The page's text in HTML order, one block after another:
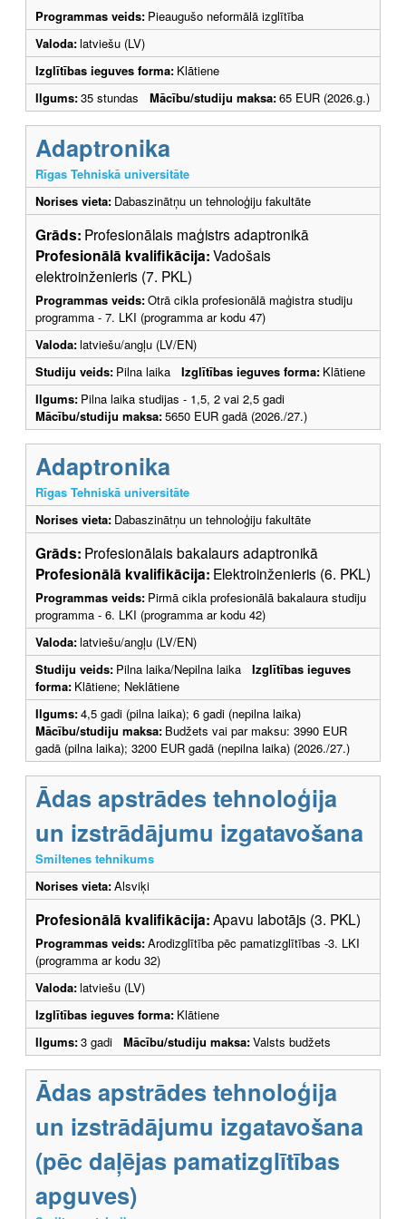
Programmas veids: Pieaugušo neformālā izglītība
Valoda:latviešu (LV)
Izglītības ieguves forma: Klātiene
Ilgums:35 stundas Mācību/studiju maksa:65 EUR (2026.g.)
Adaptronika
Rīgas Tehniskā universitāte
Norises vieta: Dabaszinātņu un tehnoloģiju fakultāte
Grāds: Profesionālais maģistrs adaptronikā
Profesionālā kvalifikācija:Vadošais
elektroinženieris (7. PKL)
Programmas veids:Otrā cikla profesionālā maģistra studiju
programma - 7. LKI (programma ar kodu 47)
Valoda:latviešu/angļu (LV/EN)
Studiju veids: Pilna laika Izglītības ieguves forma: Klātiene
Ilgums: Pilna laika studijas - 1,5, 2 vai 2,5 gadi
Mācību/studiju maksa:5650 EUR gadā (2026./27.)
Adaptronika
Rīgas Tehniskā universitāte
Norises vieta: Dabaszinātņu un tehnoloģiju fakultāte
Grāds: Profesionālais bakalaurs adaptronikā
Profesionālā kvalifikācija: Elektroinženieris (6. PKL)
Programmas veids: Pirmā cikla profesionālā bakalaura studiju
programma - 6. LKI (programma ar kodu 42)
Valoda:latviešu/angļu (LV/EN)
Studiju veids: Pilna laika/Nepilna laika Izglītības ieguves
forma: Klātiene; Neklātiene
Ilgums:4,5 gadi (pilna laika); 6 gadi (nepilna laika)
Mācību/studiju maksa: Budžets vai par maksu: 3990 EUR
gadā (pilna laika); 3200 EUR gadā (nepilna laika) (2026./27.)
Ādas apstrādes tehnoloģija
un izstrādājumu izgatavošana
Smiltenes tehnikums
Norises vieta:Alsviķi
Profesionālā kvalifikācija:Apavu labotājs (3. PKL)
Programmas veids:Arodizglītība pēc pamatizglītības -3. LKI
(programma ar kodu 32)
Valoda:latviešu (LV)
Izglītības ieguves forma: Klātiene
Ilgums:3 gadi Mācību/studiju maksa:Valsts budžets
Ādas apstrādes tehnoloģija
un izstrādājumu izgatavošana
(pēc daļējas pamatizglītības
apguves)